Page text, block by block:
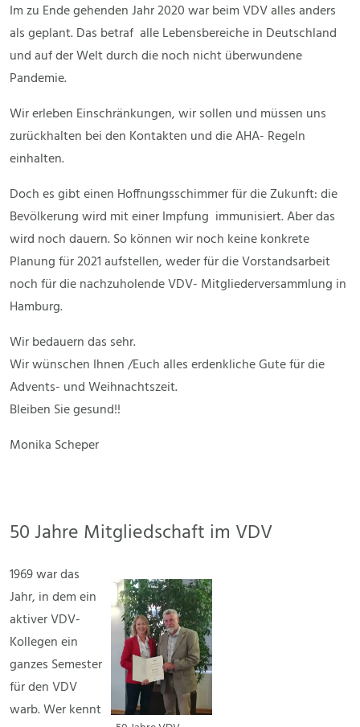
Im zu Ende gehenden Jahr 2020 war beim VDV alles anders
als geplant. Das betraf alle Lebensbereiche in Deutschland
und auf der Welt durch die noch nicht überwundene
Pandemie.
Wir erleben Einschränkungen, wir sollen und müssen uns
zurückhalten bei den Kontakten und die AHA- Regeln
einhalten.
Doch es gibt einen Hoffnungsschimmer für die Zukunft: die
Bevölkerung wird mit einer Impfung immunisiert. Aber das
wird noch dauern. So können wir noch keine konkrete
Planung für 2021 aufstellen, weder für die Vorstandsarbeit
noch für die nachzuholende VDV- Mitgliederversammlung in
Hamburg.
Wir bedauern das sehr.
Wir wünschen Ihnen /Euch alles erdenkliche Gute für die
Advents- und Weihnachtszeit.
Bleiben Sie gesund!!
Monika Scheper
50 Jahre Mitgliedschaft im VDV
1969 war das
Jahr, in dem ein
aktiver VDV-
Kollegen ein
ganzes Semester
für den VDV
warb. Wer kennt